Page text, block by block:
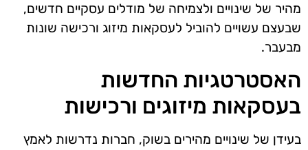
מהיר של שינויים ולצמיחה של מודלים עסקיים חדשים,
שבעצם עשויים להוביל לעסקאות מיזוג ורכישה שונות
מבעבר.
האסטרטגיות החדשות
בעסקאות מיזוגים ורכישות
בעידן של שינויים מהירים בשוק, חברות נדרשות לאמץ